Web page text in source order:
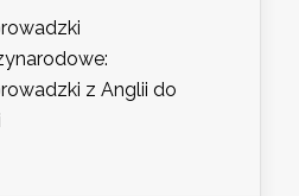
z Anglii do